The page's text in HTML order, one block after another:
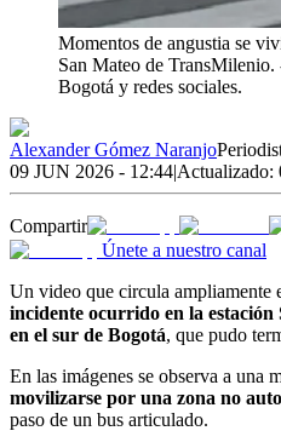
Momentos de angustia se
San Mateo de TransMilenio.
Bogotá y redes sociales.
Alexander Gómez Naranjo
09 JUN 2026 - 12:44|Actualizado:
Compartir
Únete a nuestro canal
Un video que circula ampliamente
incidente ocurrido en la
en el sur de Bogotá, que pudo
En las imágenes se observa a una
movilizarse por una zona no
paso de un bus articulado.